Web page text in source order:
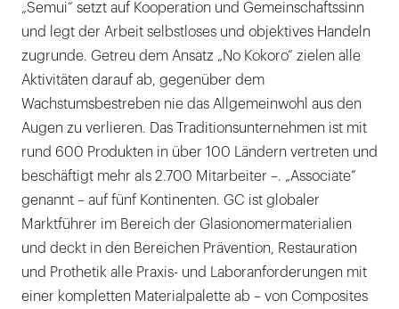
„Semui“ setzt auf Kooperation und Gemeinschaftssinn
und legt der Arbeit selbstloses und objektives Handeln
zugrunde. Getreu dem Ansatz „No Kokoro“ zielen alle
Aktivitäten darauf ab, gegenüber dem
Wachstumsbestreben nie das Allgemeinwohl aus den
Augen zu verlieren. Das Traditionsunternehmen ist mit
rund 600 Produkten in über 100 Ländern vertreten und
beschäftigt mehr als 2.700 Mitarbeiter –. „Associate“
genannt – auf fünf Kontinenten. GC ist globaler
Marktführer im Bereich der Glasionomermaterialien
und deckt in den Bereichen Prävention, Restauration
und Prothetik alle Praxis- und Laboranforderungen mit
einer kompletten Materialpalette ab – von Composites